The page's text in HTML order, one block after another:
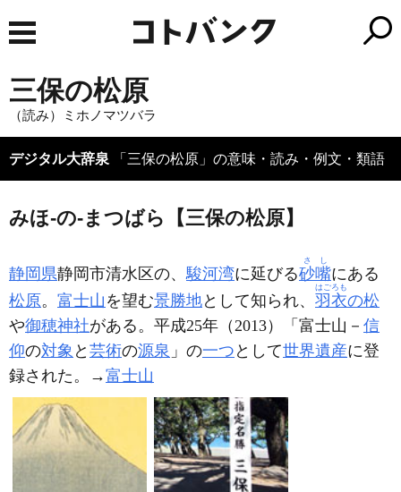
三保の松原
（読み）ミホノマツバラ
デジタル大辞泉 「三保の松原」の意味・読み・例文・類語
みほ‐の‐まつばら【三保の松原】
静岡県静岡市清水区の、駿河湾に延びる砂嘴
さし
にある
松原。 富士山 を望む景勝地として知られ、 羽衣
はごろも
の松
や御穂神社がある。平成25年（2013）「富士山－ 信
仰の対象 と 芸術の源泉 」の一つ として世界遺産に登
録された。→富士山